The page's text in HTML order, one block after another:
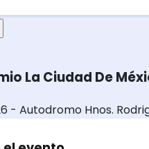
La Ciudad De
- Autodromo Hnos.